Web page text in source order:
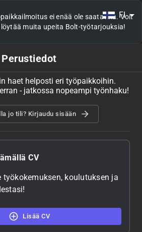
FI
ei enää ole saatavilla. Voit
muita upeita Bolt-työtarjouksia!
Perustiedot
haet helposti eri työpaikkoihin.
- jatkossa nopeampi työnhaku!
jo tili? Kirjaudu sisään
CV
työkokemuksen, koulutuksen ja
Lisää CV